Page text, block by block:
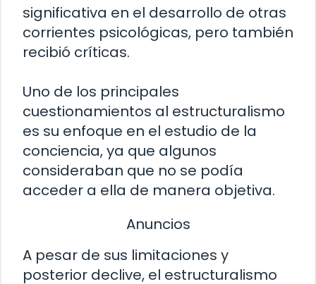
significativa en el desarrollo de otras
corrientes psicológicas, pero también
recibió críticas.
Uno de los principales
cuestionamientos al estructuralismo
es su enfoque en el estudio de la
conciencia, ya que algunos
consideraban que no se podía
acceder a ella de manera objetiva.
Anuncios
A pesar de sus limitaciones y
posterior declive, el estructuralismo